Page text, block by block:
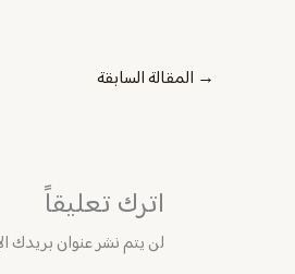
→ المقالة السابقة
اترك تعليقاً
لن يتم نشر عنوان بريدك